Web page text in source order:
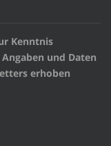
Kenntnis
und Daten
erhoben